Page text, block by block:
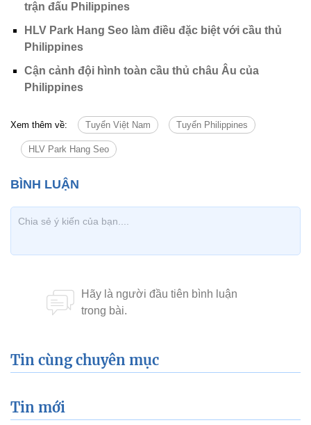
trận đấu Philippines
HLV Park Hang Seo làm điều đặc biệt với cầu thủ
Philippines
Cận cảnh đội hình toàn cầu thủ châu Âu của
Philippines
Xem thêm về: Tuyển Việt Nam Tuyển Philippines
HLV Park Hang Seo
Tin cùng chuyên mục
Tin mới